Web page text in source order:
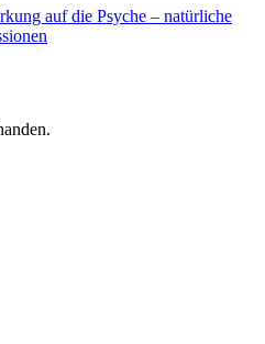
auf die Psyche – natürliche